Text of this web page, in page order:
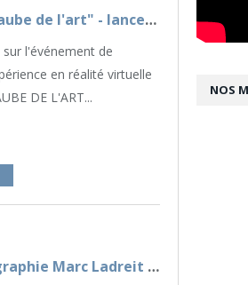
"Chauvet : à l'aube de l'art" - lancement institutionnel de l'expérience en réalité virtuelle
l'événement de
en réalité virtuelle
DE L'ART...
Prix de Photographie Marc Ladreit de Lacharrière en partenariat avec l’Académie des beaux-arts - Treizième édition
NOS